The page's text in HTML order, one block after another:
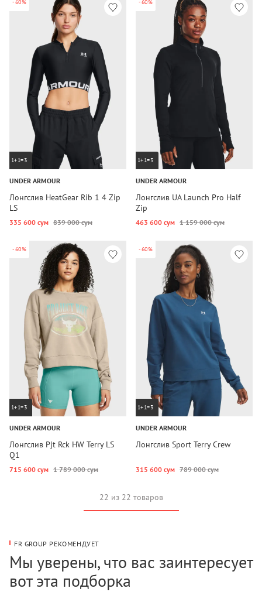
-60%
1+1=3
UNDER ARMOUR
Лонгслив HeatGear Rib 1 4 Zip
LS
335 600 сум 839 000 сум
-60%
1+1=3
UNDER ARMOUR
Лонгслив UA Launch Pro Half
Zip
463 600 сум 1 159 000 сум
-60%
1+1=3
UNDER ARMOUR
Лонгслив Pjt Rck HW Terry LS
Q1
715 600 сум 1 789 000 сум
-60%
1+1=3
UNDER ARMOUR
Лонгслив Sport Terry Crew
315 600 сум 789 000 сум
22 из 22 товаров
FR GROUP РЕКОМЕНДУЕТ
Мы уверены, что вас заинтересует
вот эта подборка